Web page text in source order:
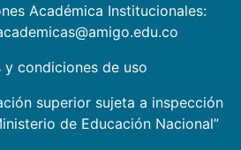
Académica Institucionales:
y condiciones de uso
superior sujeta a inspección
de Educación Nacional”